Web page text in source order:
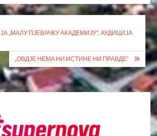
„МАЛУ ПЈЕВАЧКУ АКАДЕМИЈУ“, АУДИЦИЈА
„ОВДЈЕ НЕМА НИ ИСТИНЕ НИ ПРАВДЕ“